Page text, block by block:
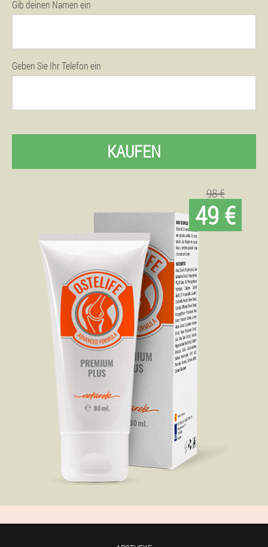
Gib deinen Namen ein
Geben Sie Ihr Telefon ein
KAUFEN
98 €
49 €